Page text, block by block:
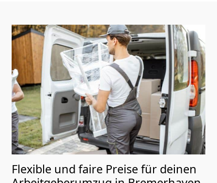
Flexible und faire Preise für deinen